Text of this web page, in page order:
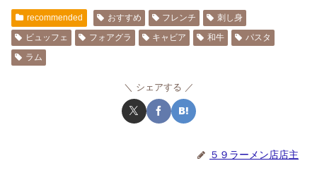
recommended おすすめ フレンチ
刺し身
ビュッフェ
フォアグラ キャビア 和牛
パスタ
ラム
シェアする
５９ラーメン店店主